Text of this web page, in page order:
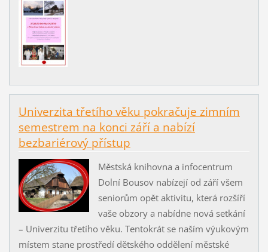
Univerzita třetího věku pokračuje zimním
semestrem na konci září a nabízí
bezbariérový přístup
Městská knihovna a infocentrum
Dolní Bousov nabízejí od září všem
seniorům opět aktivitu, která rozšíří
vaše obzory a nabídne nová setkání
– Univerzitu třetího věku. Tentokrát se naším výukovým
místem stane prostředí dětského oddělení městské